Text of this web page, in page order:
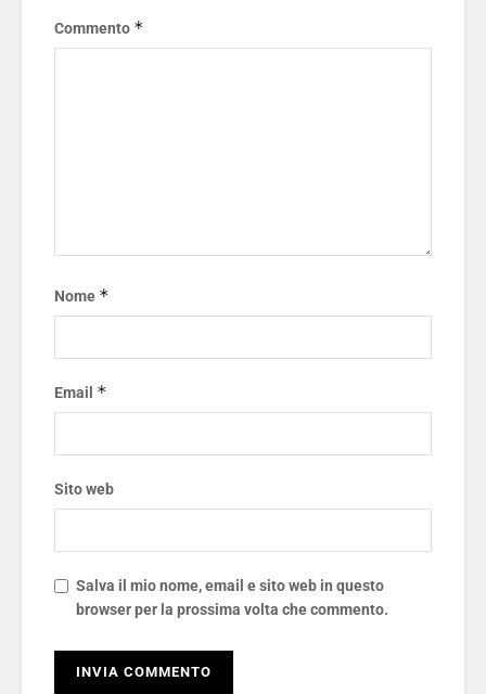
Commento *
Nome *
Email *
Sito web
Salva il mio nome, email e sito web in questo
browser per la prossima volta che commento.